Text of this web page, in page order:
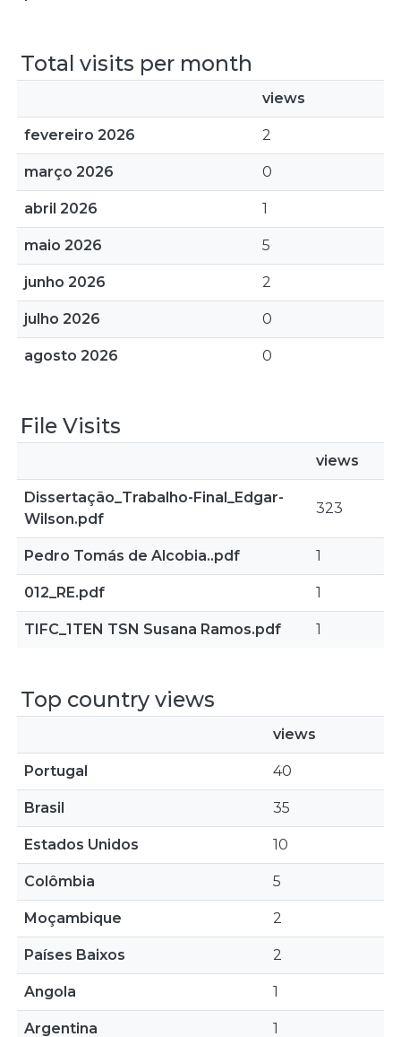
Total visits per month
views
fevereiro 2026 2
março 2026 0
abril 2026 1
maio 2026 5
junho 2026 2
julho 2026 0
agosto 2026 0
File Visits
views
Dissertação_Trabalho-Final_Edgar-
Wilson.pdf
323
Pedro Tomás de Alcobia..pdf 1
012_RE.pdf 1
TIFC_1TEN TSN Susana Ramos.pdf 1
Top country views
views
Portugal 40
Brasil 35
Estados Unidos 10
Colômbia 5
Moçambique 2
Países Baixos 2
Angola 1
Argentina 1